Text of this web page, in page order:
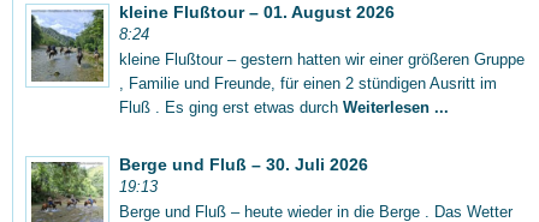
kleine Flußtour – 01. August 2026
8:24
kleine Flußtour – gestern hatten wir einer größeren Gruppe
, Familie und Freunde, für einen 2 stündigen Ausritt im
Fluß . Es ging erst etwas durch Weiterlesen ...
Berge und Fluß – 30. Juli 2026
19:13
Berge und Fluß – heute wieder in die Berge . Das Wetter